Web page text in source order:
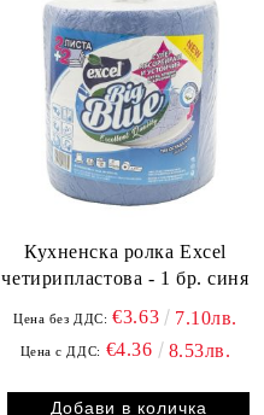
Кухненска ролка Excel
четирипластова - 1 бр. синя
Цена без ДДС: €3.63 7.10лв.
Цена с ДДС: €4.36 8.53лв.